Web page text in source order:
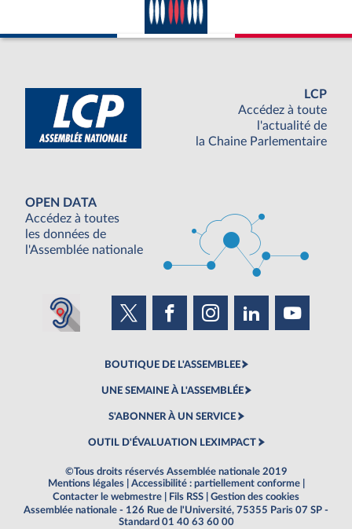
LCP
Accédez à toute
l'actualité de
la Chaine Parlementaire
OPEN DATA
Accédez à toutes
les données de
l'Assemblée nationale
BOUTIQUE DE L'ASSEMBLEE
UNE SEMAINE À L'ASSEMBLÉE
S'ABONNER À UN SERVICE
OUTIL D'ÉVALUATION LEXIMPACT
©Tous droits réservés Assemblée nationale 2019
Mentions légales
Accessibilité : partiellement conforme
Contacter le webmestre
Fils RSS
Gestion des cookies
Assemblée nationale - 126 Rue de l'Université, 75355 Paris 07 SP -
Standard 01 40 63 60 00